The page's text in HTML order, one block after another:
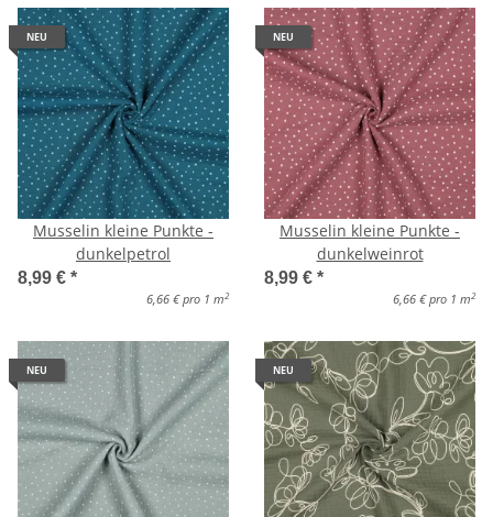
NEU
Musselin kleine Punkte -
dunkelpetrol
8,99 € *
6,66 € pro 1 m 2
NEU
Musselin kleine Punkte -
dunkelweinrot
8,99 € *
6,66 € pro 1 m 2
NEU NEU